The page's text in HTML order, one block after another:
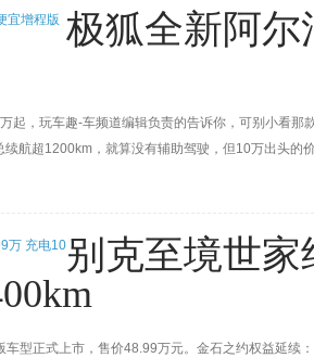
极狐全新阿尔
起，玩车趣-车频道编辑负责的告诉你，可别小看
续航超1200km，就算没有辅助驾驶，但10万出头
别克至境世家
型正式上市，售价48.99万元。金石之约权益延续